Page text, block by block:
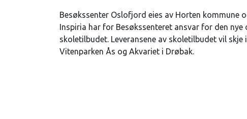
Besøkssenter Oslofjord eies av Horten kommune
Inspiria har for Besøkssenteret ansvar for den
skoletilbudet. Leveransene av skoletilbudet vil
Vitenparken Ås og Akvariet i Drøbak.